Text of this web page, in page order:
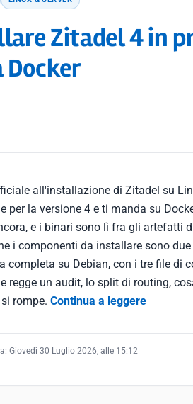
Zitadel 4 in
Docker
all'installazione di Zitadel su
per la versione 4 e ti manda su
e i binari sono lì fra gli artefatti
i componenti da installare sono
completa su Debian, con i tre file di
regge un audit, lo split di routing,
rompe. Continua a leggere
Giovedì 30 Luglio 2026, alle 15:12